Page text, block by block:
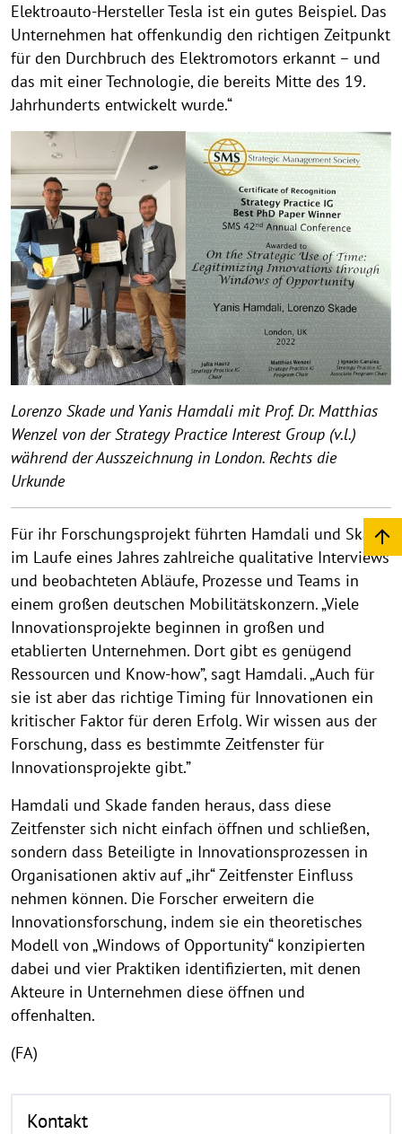
Elektroauto-Hersteller Tesla ist ein gutes Beispiel. Das
Unternehmen hat offenkundig den richtigen Zeitpunkt
für den Durchbruch des Elektromotors erkannt – und
das mit einer Technologie, die bereits Mitte des 19.
Jahrhunderts entwickelt wurde.“
Lorenzo Skade und Yanis Hamdali mit Prof. Dr. Matthias
Wenzel von der Strategy Practice Interest Group (v.l.)
während der Ausszeichnung in London. Rechts die
Urkunde
Für ihr Forschungsprojekt führten Hamdali und Skade
im Laufe eines Jahres zahlreiche qualitative Interviews
und beobachteten Abläufe, Prozesse und Teams in
einem großen deutschen Mobilitätskonzern. „Viele
Innovationsprojekte beginnen in großen und
etablierten Unternehmen. Dort gibt es genügend
Ressourcen und Know-how”, sagt Hamdali. „Auch für
sie ist aber das richtige Timing für Innovationen ein
kritischer Faktor für deren Erfolg. Wir wissen aus der
Forschung, dass es bestimmte Zeitfenster für
Innovationsprojekte gibt.”
Hamdali und Skade fanden heraus, dass diese
Zeitfenster sich nicht einfach öffnen und schließen,
sondern dass Beteiligte in Innovationsprozessen in
Organisationen aktiv auf „ihr“ Zeitfenster Einfluss
nehmen können. Die Forscher erweitern die
Innovationsforschung, indem sie ein theoretisches
Modell von „Windows of Opportunity“ konzipierten
dabei und vier Praktiken identifizierten, mit denen
Akteure in Unternehmen diese öffnen und
offenhalten.
(FA)
Kontakt